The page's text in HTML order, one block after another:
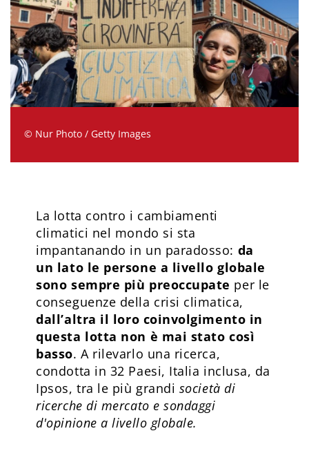
© Nur Photo / Getty Images
La lotta contro i cambiamenti
climatici nel mondo si sta
impantanando in un paradosso: da
un lato le persone a livello globale
sono sempre più preoccupate per le
conseguenze della crisi climatica,
dall’altra il loro coinvolgimento in
questa lotta non è mai stato così
basso. A rilevarlo una ricerca,
condotta in 32 Paesi, Italia inclusa, da
Ipsos, tra le più grandi società di
ricerche di mercato e sondaggi
d'opinione a livello globale.